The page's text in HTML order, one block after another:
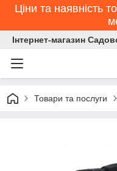
Ціни та наявність
Інтернет-магазин
Товари та послуги